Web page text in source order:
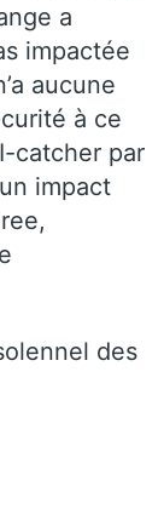
a
impactée
aucune
à ce
catcher par
impact
des